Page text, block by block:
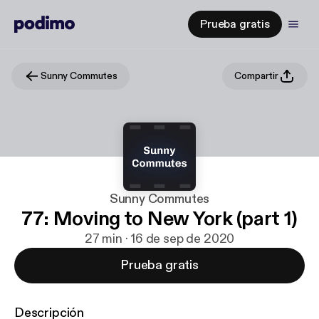
Prueba gratis
Sunny Commutes Compartir
Sunny Commutes
77: Moving to New York (part 1)
27 min · 16 de sep de 2020
Prueba gratis
Descripción